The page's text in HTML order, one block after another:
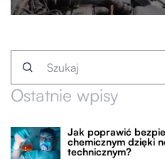
Ostatnie wpisy
Jak poprawić
chemicznym dzięki
technicznym?